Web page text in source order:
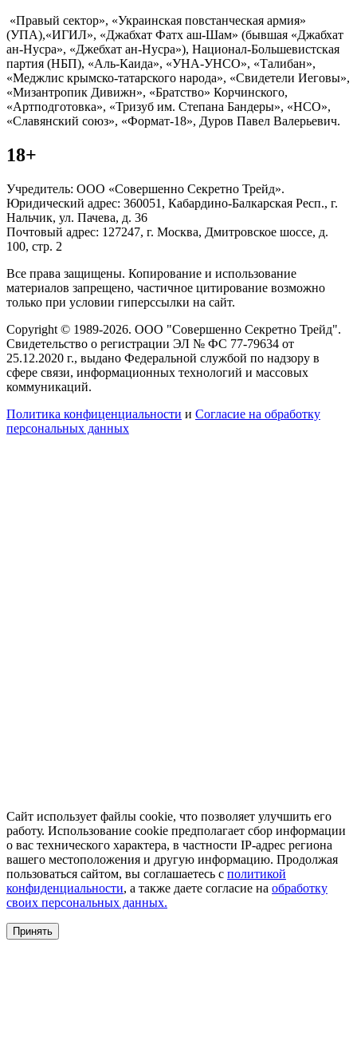
«Правый сектор», «Украинская повстанческая армия»
(УПА),«ИГИЛ», «Джабхат Фатх аш-Шам» (бывшая «Джабхат
ан-Нусра», «Джебхат ан-Нусра»), Национал-Большевистская
партия (НБП), «Аль-Каида», «УНА-УНСО», «Талибан»,
«Меджлис крымско-татарского народа», «Свидетели Иеговы»,
«Мизантропик Дивижн», «Братство» Корчинского,
«Артподготовка», «Тризуб им. Степана Бандеры», «НСО»,
«Славянский союз», «Формат-18», Дуров Павел Валерьевич.
18+
Учредитель: ООО «Совершенно Секретно Трейд».
Юридический адрес: 360051, Кабардино-Балкарская Респ., г.
Нальчик, ул. Пачева, д. 36
Почтовый адрес: 127247, г. Москва, Дмитровское шоссе, д.
100, стр. 2
Все права защищены. Копирование и использование
материалов запрещено, частичное цитирование возможно
только при условии гиперссылки на сайт.
Copyright © 1989-2026. ООО "Совершенно Секретно Трейд".
Свидетельство о регистрации ЭЛ № ФС 77-79634 от
25.12.2020 г., выдано Федеральной службой по надзору в
сфере связи, информационных технологий и массовых
коммуникаций.
Политика конфиценциальности и Согласие на обработку
персональных данных
Сайт использует файлы cookie, что позволяет улучшить его
работу. Использование cookie предполагает сбор информации
о вас технического характера, в частности IP-адрес региона
вашего местоположения и другую информацию. Продолжая
пользоваться сайтом, вы соглашаетесь с политикой
конфиденциальности, а также даете согласие на обработку
своих персональных данных.
Принять